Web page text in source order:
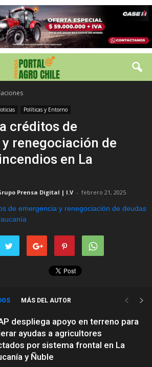
Políticas y Entorno
créditos de
renegociación de
en La
Prensa Digital | I.V - febrero 21, 2025
MÁS DEL AUTOR
despliega apoyo en terreno para
ayudas a agricultores
por sistema frontal en La
y Ñuble